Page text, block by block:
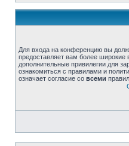
Для входа на конференцию вы
предоставляет вам более
дополнительные привилегии для
ознакомиться с правилами и
означает согласие со всеми